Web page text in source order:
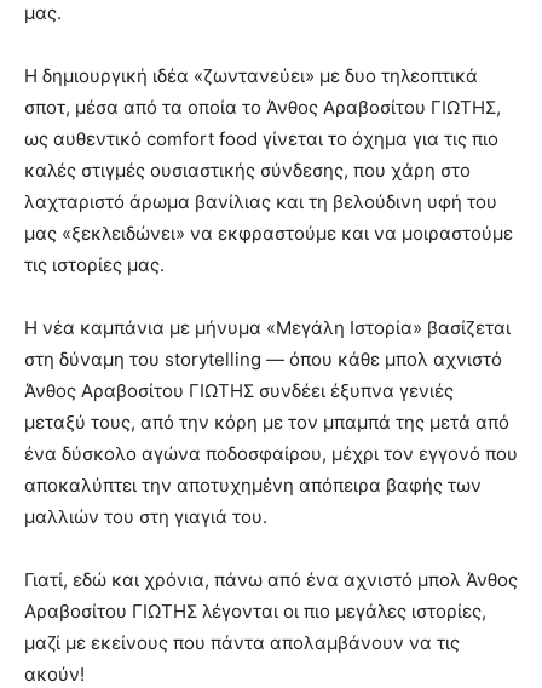
μας.
Η δημιουργική ιδέα «ζωντανεύει» με δυο τηλεοπτικά
σποτ, μέσα από τα οποία το Άνθος Αραβοσίτου ΓΙΩΤΗΣ,
ως αυθεντικό comfort food γίνεται το όχημα για τις πιο
καλές στιγμές ουσιαστικής σύνδεσης, που χάρη στο
λαχταριστό άρωμα βανίλιας και τη βελούδινη υφή του
μας «ξεκλειδώνει» να εκφραστούμε και να μοιραστούμε
τις ιστορίες μας.
Η νέα καμπάνια με μήνυμα «Μεγάλη Ιστορία» βασίζεται
στη δύναμη του storytelling — όπου κάθε μπολ αχνιστό
Άνθος Αραβοσίτου ΓΙΩΤΗΣ συνδέει έξυπνα γενιές
μεταξύ τους, από την κόρη με τον μπαμπά της μετά από
ένα δύσκολο αγώνα ποδοσφαίρου, μέχρι τον εγγονό που
αποκαλύπτει την αποτυχημένη απόπειρα βαφής των
μαλλιών του στη γιαγιά του.
Γιατί, εδώ και χρόνια, πάνω από ένα αχνιστό μπολ Άνθος
Αραβοσίτου ΓΙΩΤΗΣ λέγονται οι πιο μεγάλες ιστορίες,
μαζί με εκείνους που πάντα απολαμβάνουν να τις
ακούν!